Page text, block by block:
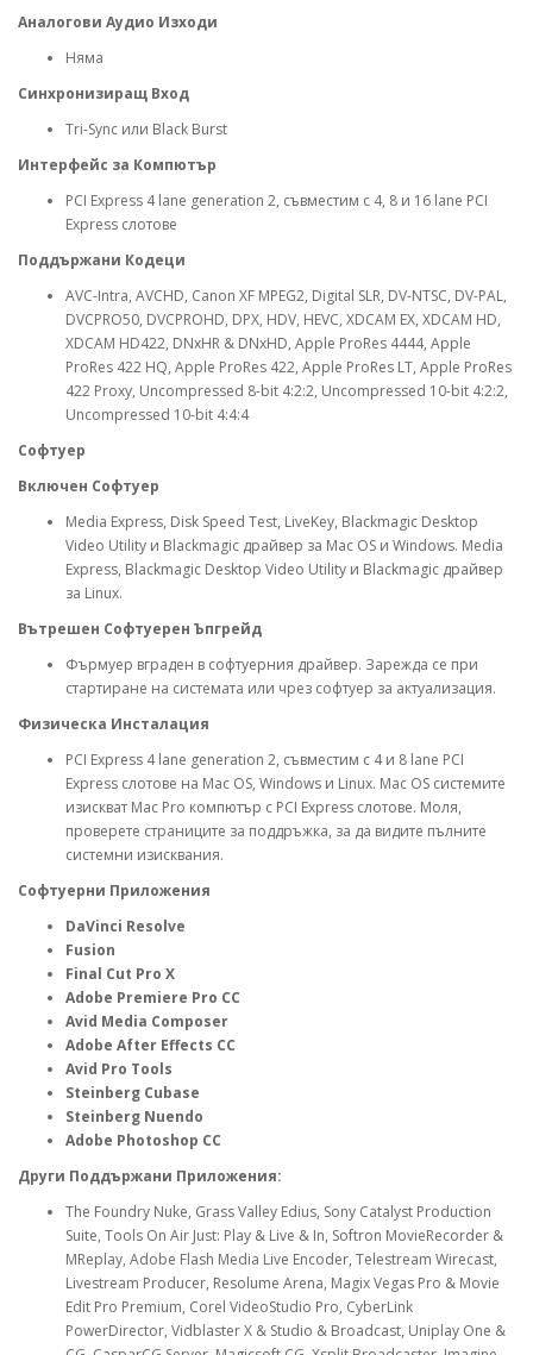
Аналогови Аудио Изходи
Няма
Синхронизиращ Вход
Tri-Sync или Black Burst
Интерфейс за Компютър
PCI Express 4 lane generation 2, съвместим с 4, 8 и 16 lane PCI
Express слотове
Поддържани Кодеци
AVC-Intra, AVCHD, Canon XF MPEG2, Digital SLR, DV-NTSC, DV-PAL,
DVCPRO50, DVCPROHD, DPX, HDV, HEVC, XDCAM EX, XDCAM HD,
XDCAM HD422, DNxHR & DNxHD, Apple ProRes 4444, Apple
ProRes 422 HQ, Apple ProRes 422, Apple ProRes LT, Apple ProRes
422 Proxy, Uncompressed 8-bit 4:2:2, Uncompressed 10-bit 4:2:2,
Uncompressed 10‑bit 4:4:4
Софтуер
Включен Софтуер
Media Express, Disk Speed Test, LiveKey, Blackmagic Desktop
Video Utility и Blackmagic драйвер за Mac OS и Windows. Media
Express, Blackmagic Desktop Video Utility и Blackmagic драйвер
за Linux.
Вътрешен Софтуерен Ъпгрейд
Фърмуер вграден в софтуерния драйвер. Зарежда се при
стартиране на системата или чрез софтуер за актуализация.
Физическа Инсталация
PCI Express 4 lane generation 2, съвместим с 4 и 8 lane PCI
Express слотове на Mac OS, Windows и Linux. Mac OS системите
изискват Mac Pro компютър с PCI Express слотове. Моля,
проверете страниците за поддръжка, за да видите пълните
системни изисквания.
Софтуерни Приложения
DaVinci Resolve
Fusion
Final Cut Pro X
Adobe Premiere Pro CC
Avid Media Composer
Adobe After Effects CC
Avid Pro Tools
Steinberg Cubase
Steinberg Nuendo
Adobe Photoshop CC
Други Поддържани Приложения:
The Foundry Nuke, Grass Valley Edius, Sony Catalyst Production
Suite, Tools On Air Just: Play & Live & In, Softron MovieRecorder &
MReplay, Adobe Flash Media Live Encoder, Telestream Wirecast,
Livestream Producer, Resolume Arena, Magix Vegas Pro & Movie
Edit Pro Premium, Corel VideoStudio Pro, CyberLink
PowerDirector, Vidblaster X & Studio & Broadcast, Uniplay One &